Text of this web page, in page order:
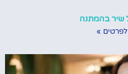
שיר בהמתנה
לפרטים »